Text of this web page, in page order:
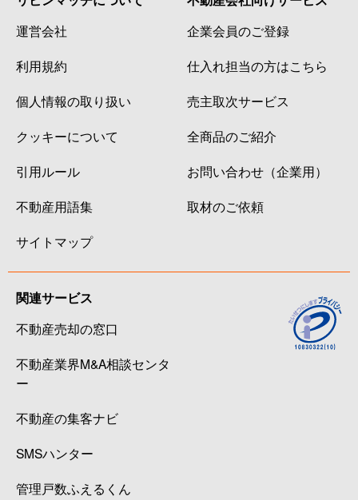
運営会社
利用規約
個人情報の取り扱い
クッキーについて
引用ルール
不動産用語集
サイトマップ
企業会員のご登録
仕入れ担当の方はこちら
売主取次サービス
全商品のご紹介
お問い合わせ（企業用）
取材のご依頼
関連サービス
不動産売却の窓口
不動産業界M&A相談センタ
ー
不動産の集客ナビ
SMSハンター
管理戸数ふえるくん